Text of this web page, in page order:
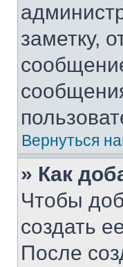
заметку,
Вернуться
» Как
Чтобы
создать
После